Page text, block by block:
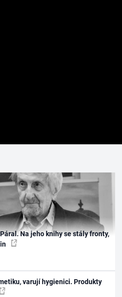
Na jeho knihy se stály fronty,
varují hygienici. Produkty